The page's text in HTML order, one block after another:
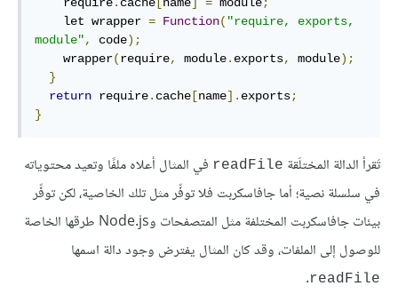
    let wrapper
= Function( "require, exports,
module", code);
    wrapper
(require, module. exports, module);
}
return require. cache [name]. exports;
}
تَقرأ الدالة المختلَقة readFile في المثال أعلاه ملفًا وتعيد محتوياته
في سلسلة نصية؛ أما جافاسكربت فلا توفِّر مثل تلك الخاصية، لكن توفِّر
بيئات جافاسكربت المختلفة مثل المتصفحات وNode.js طرقها الخاصة
للوصول إلى الملفات، وقد كان المثال يفترض وجود دالة اسمها
readFile
.